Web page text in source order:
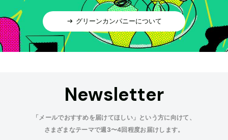
グリーンカンパニーについて
Newsletter
「メールでおすすめを届けてほしい」という方に向けて、
さまざまなテーマで週3〜4回程度お届けします。